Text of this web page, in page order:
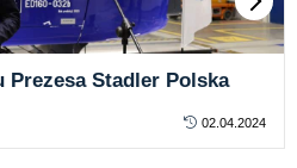
Prezesa Stadler Polska
02.04.2024